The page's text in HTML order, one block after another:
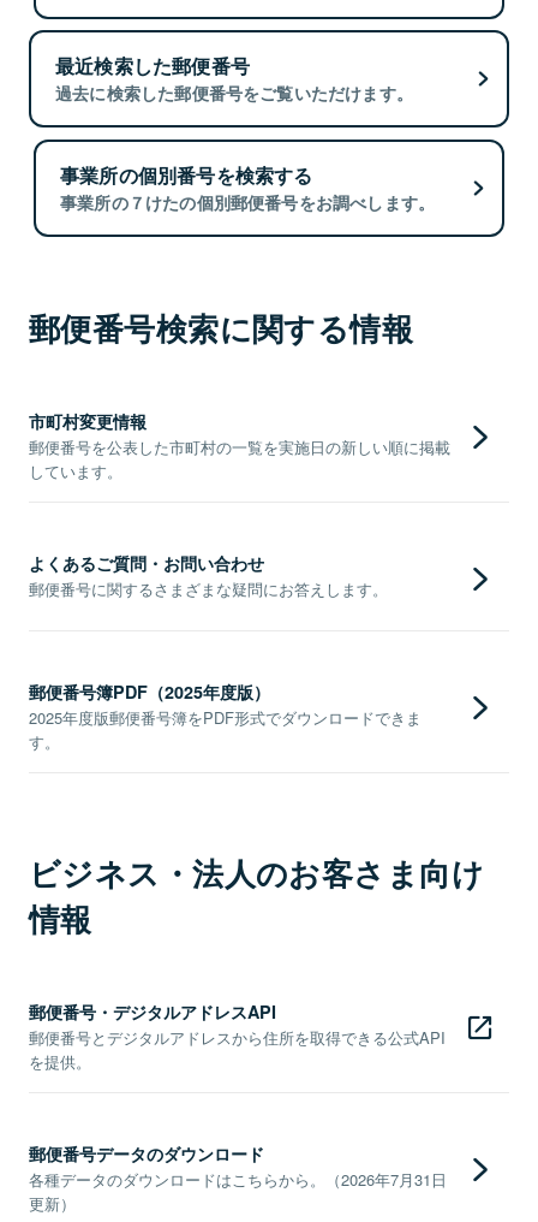
最近検索した郵便番号
過去に検索した郵便番号をご覧いただけます。
事業所の個別番号を検索する
事業所の７けたの個別郵便番号をお調べします。
郵便番号検索に関する情報
市町村変更情報
郵便番号を公表した市町村の一覧を実施日の新しい順に掲載
しています。
よくあるご質問・お問い合わせ
郵便番号に関するさまざまな疑問にお答えします。
郵便番号簿PDF（2025年度版）
2025年度版郵便番号簿をPDF形式でダウンロードできま
す。
ビジネス・法人のお客さま向け
情報
郵便番号・デジタルアドレスAPI
郵便番号とデジタルアドレスから住所を取得できる公式API
を提供。
郵便番号データのダウンロード
各種データのダウンロードはこちらから。（2026年7月31日
更新）